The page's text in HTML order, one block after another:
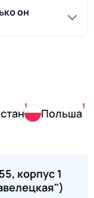
он
1
Польша
1
корпус 1